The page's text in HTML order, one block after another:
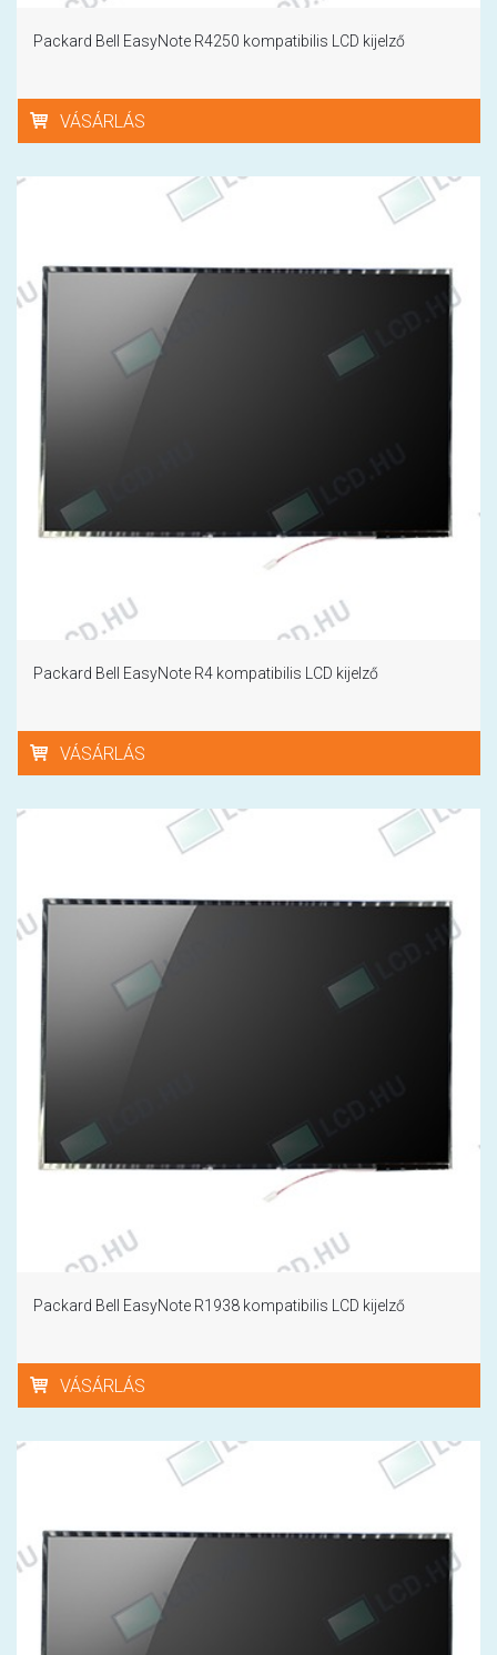
Packard Bell EasyNote R4250 kompatibilis LCD kijelző
VÁSÁRLÁS
Packard Bell EasyNote R4 kompatibilis LCD kijelző
VÁSÁRLÁS
Packard Bell EasyNote R1938 kompatibilis LCD kijelző
VÁSÁRLÁS